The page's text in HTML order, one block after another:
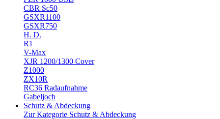
CBR Sc50
GSXR1100
GSXR750
H. D.
R1
V-Max
XJR 1200/1300 Cover
Z1000
ZX10R
RC36 Radaufnahme
Gabeljoch
Schutz & Abdeckung
Zur Kategorie Schutz & Abdeckung